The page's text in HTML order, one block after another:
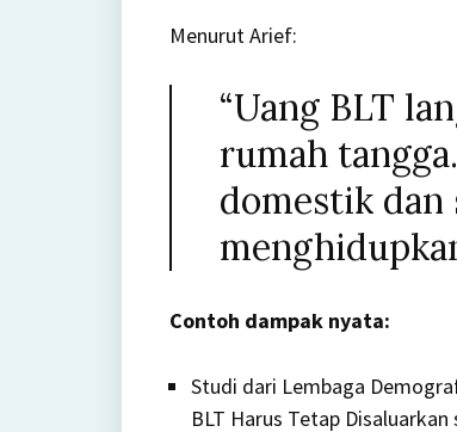
Menurut Arief:
“Uang BLT
rumah
domestik dan
Contoh dampak nyata:
Studi dari Lembaga
BLT Harus Tetap